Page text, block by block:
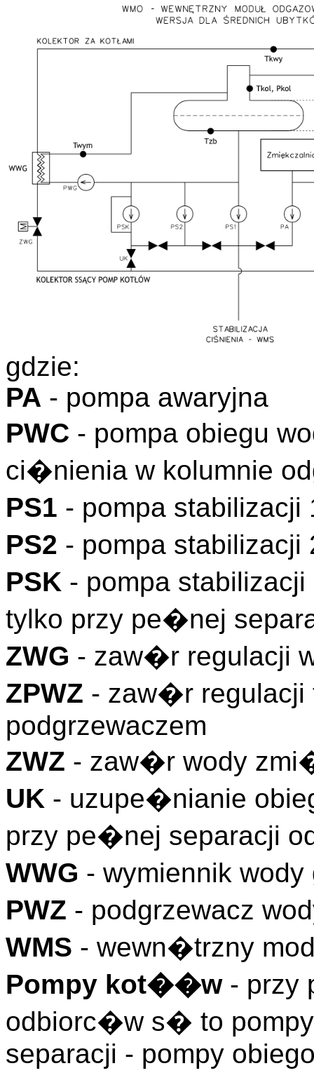
gdzie:
PA - pompa awaryjna
PWC - pompa obiegu
ci�nienia w kolumnie
PS1 - pompa
PS2 - pompa
PSK - pompa
tylko przy pe�nej
ZWG - zaw�r regulacji
ZPWZ - zaw�r regulacji
podgrzewaczem
ZWZ - zaw�r wody
UK - uzupe�nianie
przy pe�nej separacji
WWG - wymiennik
PWZ - podgrzewacz
WMS - wewn�trzny
Pompy kot��w- przy
odbiorc�w s� to
separacji - pompy